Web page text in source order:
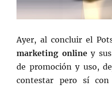
Ayer, al concluir el
marketing onliney sus
de promoción y uso,
contestar pero sí